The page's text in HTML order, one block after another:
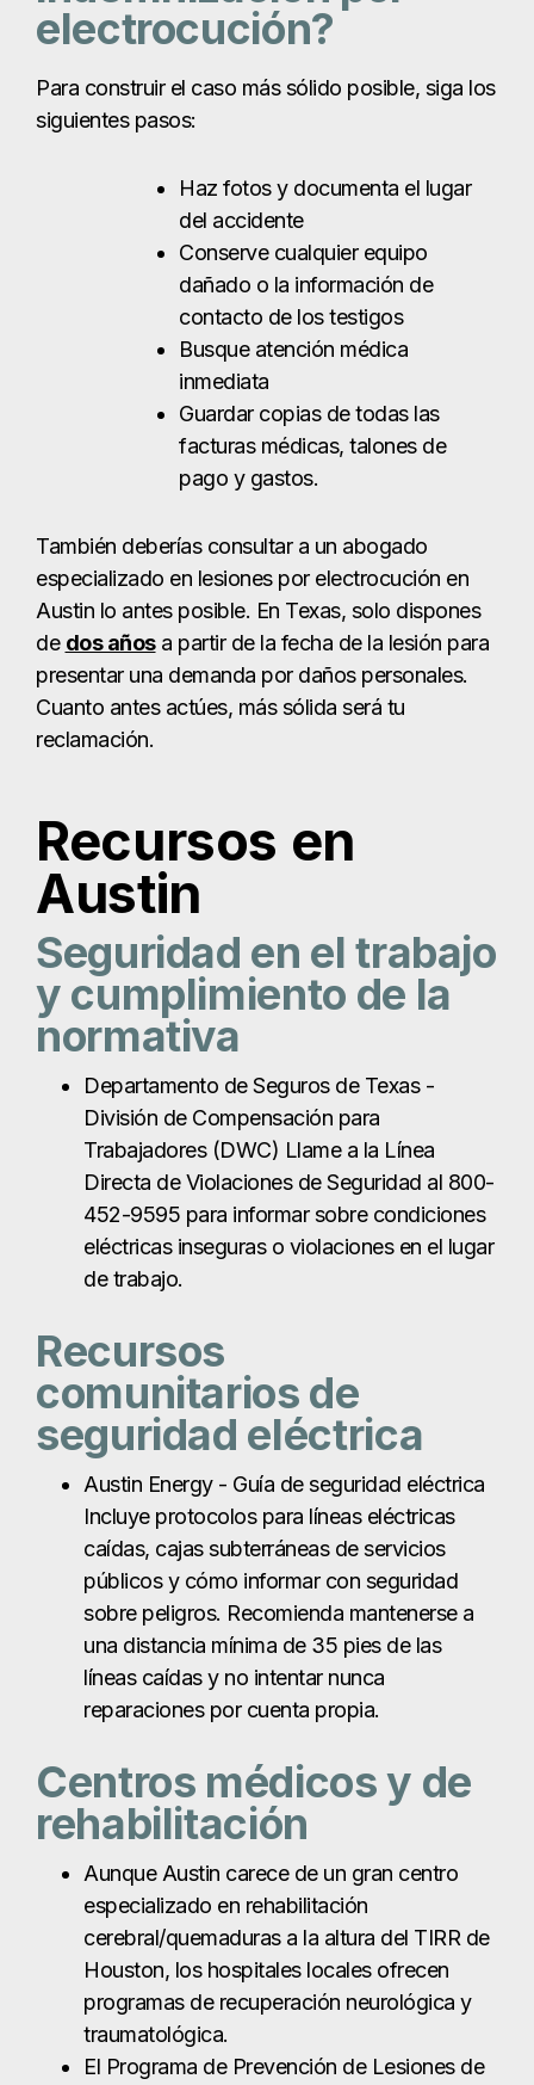
electrocución?
Para construir el caso más sólido posible, siga los
siguientes pasos:
Haz fotos y documenta el lugar
del accidente
Conserve cualquier equipo
dañado o la información de
contacto de los testigos
Busque atención médica
inmediata
Guardar copias de todas las
facturas médicas, talones de
pago y gastos.
También deberías consultar a un abogado
especializado en lesiones por electrocución en
Austin lo antes posible. En Texas, solo dispones
de dos añosa partir de la fecha de la lesión para
presentar una demanda por daños personales.
Cuanto antes actúes, más sólida será tu
reclamación.
Recursos en
Austin
Seguridad en el trabajo
y cumplimiento de la
normativa
Departamento de Seguros de Texas -
División de Compensación para
Trabajadores (DWC) Llame a la Línea
Directa de Violaciones de Seguridad al 800-
452-9595 para informar sobre condiciones
eléctricas inseguras o violaciones en el lugar
de trabajo.
Recursos
comunitarios de
seguridad eléctrica
Austin Energy - Guía de seguridad eléctrica
Incluye protocolos para líneas eléctricas
caídas, cajas subterráneas de servicios
públicos y cómo informar con seguridad
sobre peligros. Recomienda mantenerse a
una distancia mínima de 35 pies de las
líneas caídas y no intentar nunca
reparaciones por cuenta propia.
Centros médicos y de
rehabilitación
Aunque Austin carece de un gran centro
especializado en rehabilitación
cerebral/quemaduras a la altura del TIRR de
Houston, los hospitales locales ofrecen
programas de recuperación neurológica y
traumatológica.
El Programa de Prevención de Lesiones de